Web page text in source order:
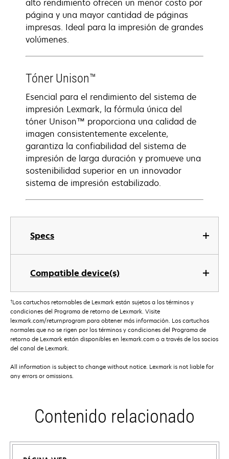
Specs
Compatible device(s)
alto rendimiento ofrecen un menor costo por
página y una mayor cantidad de páginas
impresas. Ideal para la impresión de grandes
volúmenes.
Tóner Unison™
Esencial para el rendimiento del sistema de
impresión Lexmark, la fórmula única del
tóner Unison™ proporciona una calidad de
imagen consistentemente excelente,
garantiza la confiabilidad del sistema de
impresión de larga duración y promueve una
sostenibilidad superior en un innovador
sistema de impresión estabilizado.
†Los cartuchos retornables de Lexmark están sujetos a los términos y
condiciones del Programa de retorno de Lexmark. Visite
lexmark.com/returnprogram para obtener más información. Los cartuchos
normales que no se rigen por los términos y condiciones del Programa de
retorno de Lexmark están disponibles en lexmark.com o a través de los socios
del canal de Lexmark.
All information is subject to change without notice. Lexmark is not liable for
any errors or omissions.
Contenido relacionado